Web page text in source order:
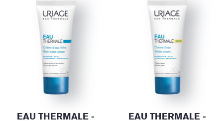
EAU THERMALE -
EAU THERMALE -